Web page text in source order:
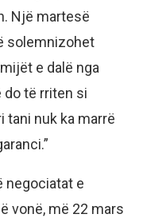
Një martesë
solemnizohet
e dalë nga
do të rriten si
tani nuk ka marrë
negociatat e
vonë, më 22 mars